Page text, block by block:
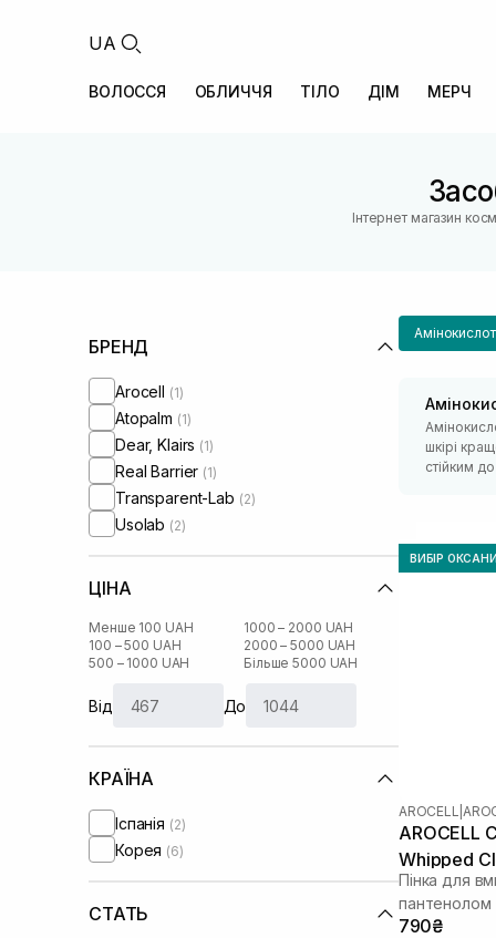
UA
ВОЛОССЯ ОБЛИЧЧЯ ТІЛО ДІМ МЕРЧ
Інтернет магазин
БРЕНД
Arocell (1)
Atopalm (1)
Dear, Klairs (1)
Real Barrier (1)
Transparent-Lab (2)
Usolab (2)
ЦІНА
Менше 100 UAH
100 – 500 UAH
500 – 1000 UAH
1000 – 2000 UAH
2000 – 5000 UAH
Більше 5000 UAH
Від До
КРАЇНА
Іспанія (2)
Корея (6)
СТАТЬ
шкірі
стійким
ВИБІР ОКСАНИ
AROCELL
AROCELL
Whipped
Пінка для
пантенолом
790₴